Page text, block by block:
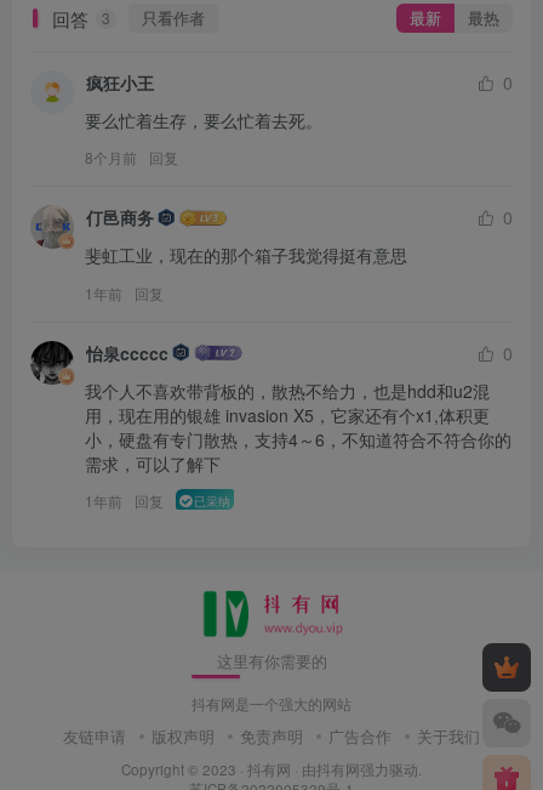
回答 3 只看作者 最新 最热
疯狂小王
0
要么忙着生存，要么忙着去死。
8个月前 回复
仃邑商务
0
斐虹工业，现在的那个箱子我觉得挺有意思
1年前 回复
怡泉ccccc
0
我个人不喜欢带背板的，散热不给力，也是hdd和u2混
用，现在用的银雄 invasion X5，它家还有个x1,体积更
小，硬盘有专门散热，支持4～6，不知道符合不符合你的
需求，可以了解下
1年前 回复 已采纳
这里有你需要的
抖有网是一个强大的网站
友链申请 版权声明 免责声明 广告合作 关于我们
Copyright © 2023 · 抖有网 · 由抖有网强力驱动.